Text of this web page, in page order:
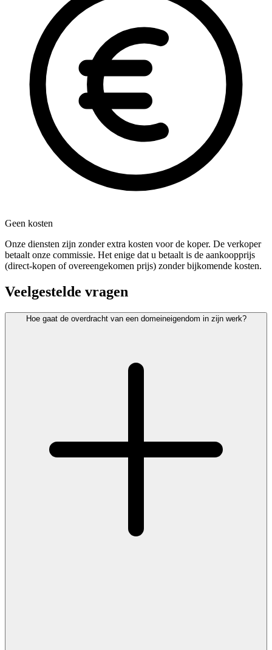
Geen kosten
Onze diensten zijn zonder extra kosten voor de koper. De verkoper
betaalt onze commissie. Het enige dat u betaalt is de aankoopprijs
(direct-kopen of overeengekomen prijs) zonder bijkomende kosten.
Veelgestelde vragen
Hoe gaat de overdracht van een domeineigendom in zijn werk?